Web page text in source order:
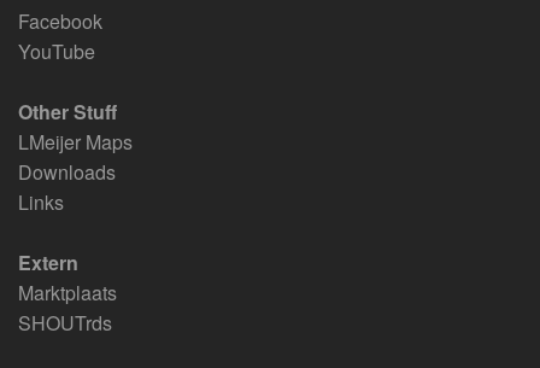
Facebook
YouTube
Other Stuff
LMeijer Maps
Downloads
Links
Extern
Marktplaats
SHOUTrds